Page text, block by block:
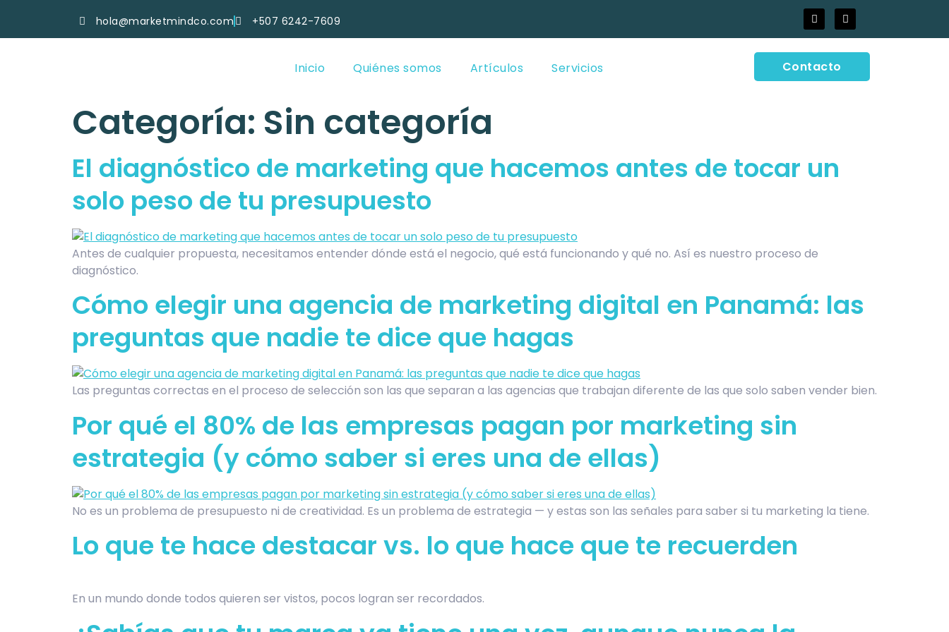
hola@marketmindco.com +507 6242-7609
Inicio Quiénes somos Artículos Servicios Contacto
Categoría: Sin categoría
El diagnóstico de marketing que hacemos antes de tocar un
solo peso de tu presupuesto
Antes de cualquier propuesta, necesitamos entender dónde está el negocio, qué está funcionando y qué no. Así es nuestro proceso de
diagnóstico.
Cómo elegir una agencia de marketing digital en Panamá: las
preguntas que nadie te dice que hagas
Las preguntas correctas en el proceso de selección son las que separan a las agencias que trabajan diferente de las que solo saben vender bien.
Por qué el 80% de las empresas pagan por marketing sin
estrategia (y cómo saber si eres una de ellas)
No es un problema de presupuesto ni de creatividad. Es un problema de estrategia — y estas son las señales para saber si tu marketing la tiene.
Lo que te hace destacar vs. lo que hace que te recuerden
En un mundo donde todos quieren ser vistos, pocos logran ser recordados.